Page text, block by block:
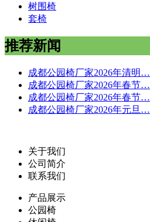
树围椅
套椅
推荐新闻
成都公园椅厂家2026年清明…
成都公园椅厂家2026年春节…
成都公园椅厂家2026年春节…
成都公园椅厂家2026年元旦…
关于我们
公司简介
联系我们
产品展示
公园椅